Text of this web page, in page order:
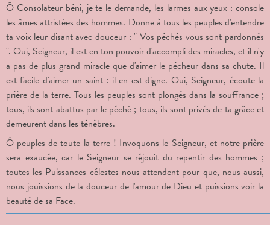
Ô Consolateur béni, je te le demande, les larmes aux yeux : console
les âmes attristées des hommes. Donne à tous les peuples d'entendre
ta voix leur disant avec douceur : " Vos péchés vous sont pardonnés
". Oui, Seigneur, il est en ton pouvoir d'accompli des miracles, et il n'y
a pas de plus grand miracle que d'aimer le pécheur dans sa chute. Il
est facile d'aimer un saint : il en est digne. Oui, Seigneur, écoute la
prière de la terre. Tous les peuples sont plongés dans la souffrance ;
tous, ils sont abattus par le péché ; tous, ils sont privés de ta grâce et
demeurent dans les ténèbres.
Ô peuples de toute la terre ! Invoquons le Seigneur, et notre prière
sera exaucée, car le Seigneur se réjouit du repentir des hommes ;
toutes les Puissances célestes nous attendent pour que, nous aussi,
nous jouissions de la douceur de l'amour de Dieu et puissions voir la
beauté de sa Face.